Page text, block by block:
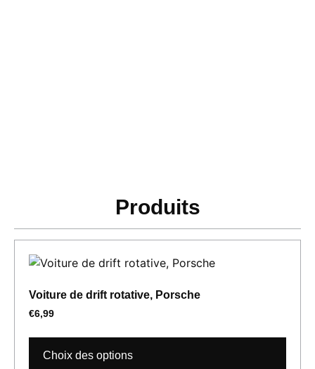
Produits
Voiture de drift rotative, Porsche
€6,99
Choix des options